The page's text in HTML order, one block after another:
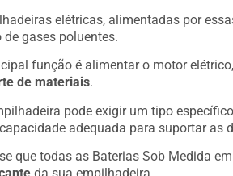
elétricas, alimentadas por
de gases poluentes.
função é alimentar o motor
de materiais.
pode exigir um tipo
adequada para suportar as
que todas as Baterias Sob Medida